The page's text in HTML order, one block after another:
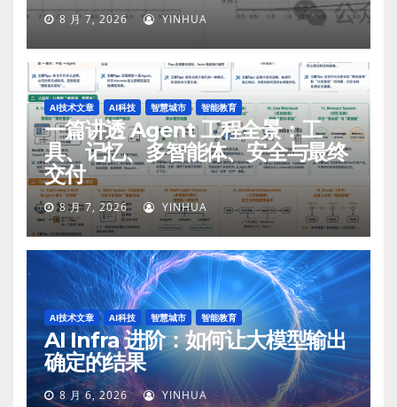
8 月 7, 2026 YINHUA
AI技术文章 AI科技 智慧城市 智能教育
一篇讲透 Agent 工程全景：工
具、记忆、多智能体、安全与最终
交付
8 月 7, 2026 YINHUA
AI技术文章 AI科技 智慧城市 智能教育
AI Infra 进阶：如何让大模型输出
确定的结果
8 月 6, 2026 YINHUA